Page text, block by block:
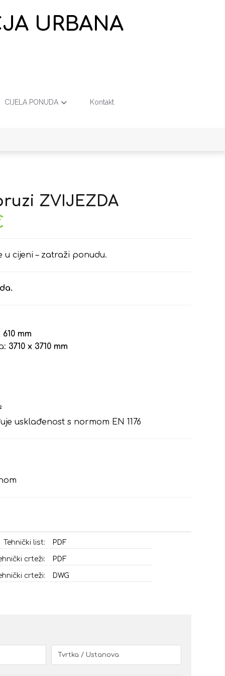
URBANA
CIJELA PONUDA Kontakt
ZVIJEZDA
u cijeni – zatraži ponudu.
mm
3710 x 3710 mm
usklađenost s normom EN 1176
Tehnički list: PDF
crteži: PDF
crteži: DWG